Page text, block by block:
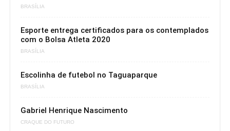
BRASÍLIA
Esporte entrega certificados para os contemplados
com o Bolsa Atleta 2020
BRASÍLIA
Escolinha de futebol no Taguaparque
BRASÍLIA
Gabriel Henrique Nascimento
CRAQUE DO FUTURO